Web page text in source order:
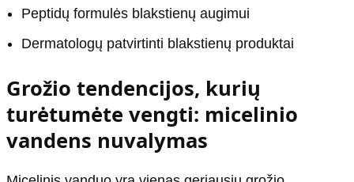
Peptidų formulės blakstienų augimui
Dermatologų patvirtinti blakstienų produktai
Grožio tendencijos, kurių
turėtumėte vengti: micelinio
vandens nuvalymas